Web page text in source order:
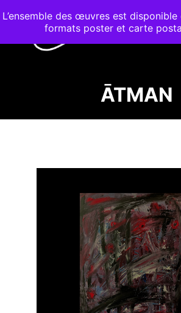
L’ensemble des œuvres est
formats poster et carte
ĀTMAN